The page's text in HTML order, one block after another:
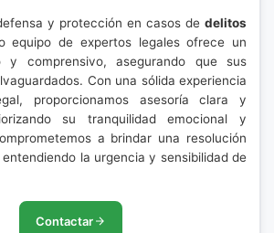
y protección en casos de delitos
equipo de expertos legales ofrece un
y comprensivo, asegurando que sus
Con una sólida experiencia
proporcionamos asesoría clara y
su tranquilidad emocional y
a brindar una resolución
la urgencia y sensibilidad de
Contactar